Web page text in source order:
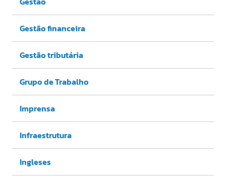
Gestão financeira
Gestão tributária
Grupo de Trabalho
Imprensa
Infraestrutura
Ingleses